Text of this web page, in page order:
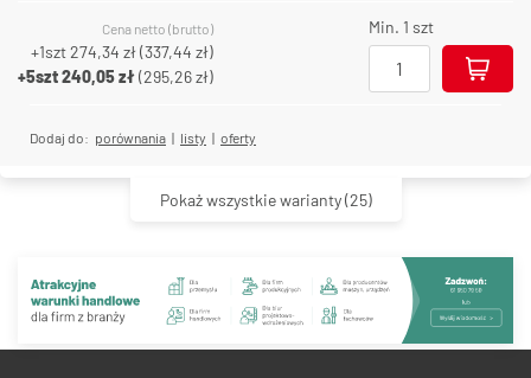
Cena netto (brutto)
+1szt274,34 zł(337,44 zł)
+5szt240,05 zł(295,26 zł)
Min. 1 szt
Dodaj do: porównania | listy | oferty
Pokaż wszystkie warianty(25)